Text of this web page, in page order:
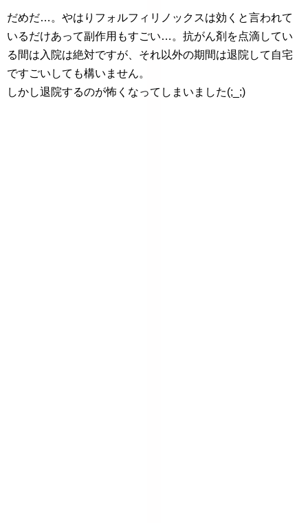
だめだ…。やはりフォルフィリノックスは効くと言われて
いるだけあって副作用もすごい…。抗がん剤を点滴してい
る間は入院は絶対ですが、それ以外の期間は退院して自宅
ですごいしても構いません。
しかし退院するのが怖くなってしまいました(;_;)